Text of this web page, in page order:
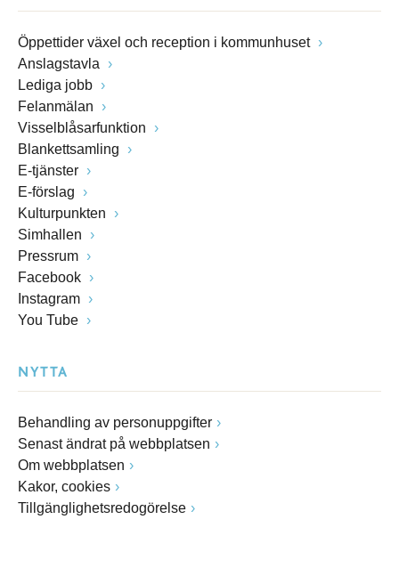
Öppettider växel och reception i kommunhuset
Anslagstavla
Lediga jobb
Felanmälan
Visselblåsarfunktion
Blankettsamling
E-tjänster
E-förslag
Kulturpunkten
Simhallen
Pressrum
Facebook
Instagram
You Tube
NYTTA
Behandling av personuppgifter
Senast ändrat på webbplatsen
Om webbplatsen
Kakor, cookies
Tillgänglighetsredogörelse